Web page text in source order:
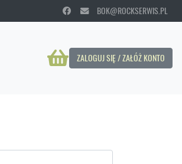
BOK@ROCKSERWIS.PL
ZALOGUJ SIĘ / ZAŁÓŻ KONTO